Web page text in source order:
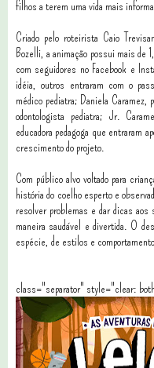
filhos a terem uma vida mais
Criado pelo roteirista Caio
Bozelli, a animação possui mais
com seguidores no Facebook e
idéia, outros entraram com o
médico pediatra; Daniela
odontologista pediatra; Jr.
educadora pedagoga que entraram
crescimento do projeto.
Com público alvo voltado para
história do coelho esperto e
resolver problemas e dar dicas
maneira saudável e divertida. O
espécie, de estilos e
class="separator" style="clear: